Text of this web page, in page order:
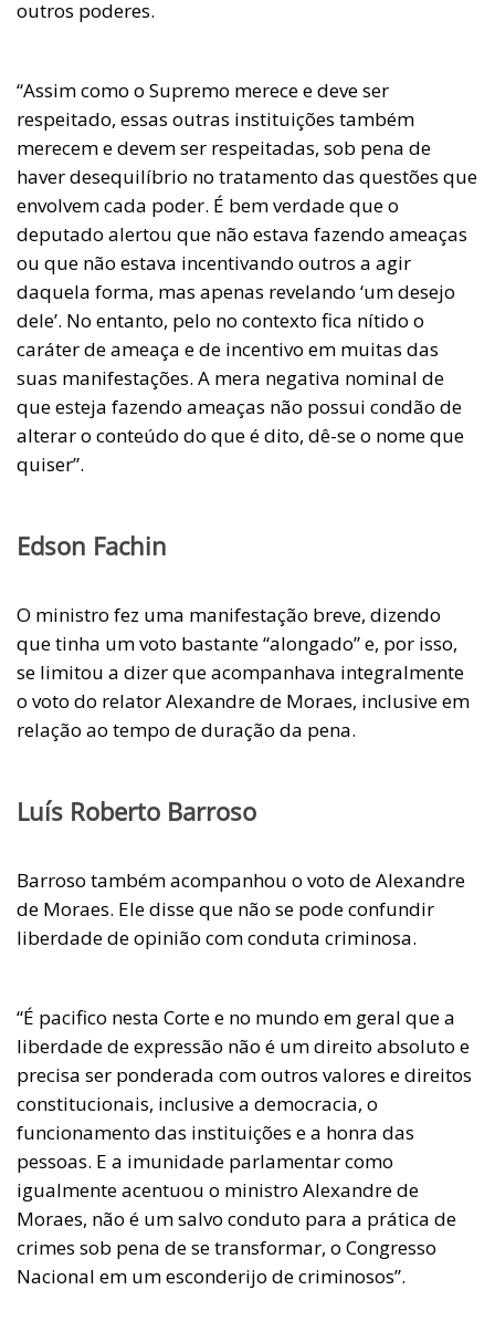
outros poderes.
“Assim como o Supremo merece e deve ser
respeitado, essas outras instituições também
merecem e devem ser respeitadas, sob pena de
haver desequilíbrio no tratamento das questões que
envolvem cada poder. É bem verdade que o
deputado alertou que não estava fazendo ameaças
ou que não estava incentivando outros a agir
daquela forma, mas apenas revelando ‘um desejo
dele’. No entanto, pelo no contexto fica nítido o
caráter de ameaça e de incentivo em muitas das
suas manifestações. A mera negativa nominal de
que esteja fazendo ameaças não possui condão de
alterar o conteúdo do que é dito, dê-se o nome que
quiser”.
Edson Fachin
O ministro fez uma manifestação breve, dizendo
que tinha um voto bastante “alongado” e, por isso,
se limitou a dizer que acompanhava integralmente
o voto do relator Alexandre de Moraes, inclusive em
relação ao tempo de duração da pena.
Luís Roberto Barroso
Barroso também acompanhou o voto de Alexandre
de Moraes. Ele disse que não se pode confundir
liberdade de opinião com conduta criminosa.
“É pacifico nesta Corte e no mundo em geral que a
liberdade de expressão não é um direito absoluto e
precisa ser ponderada com outros valores e direitos
constitucionais, inclusive a democracia, o
funcionamento das instituições e a honra das
pessoas. E a imunidade parlamentar como
igualmente acentuou o ministro Alexandre de
Moraes, não é um salvo conduto para a prática de
crimes sob pena de se transformar, o Congresso
Nacional em um esconderijo de criminosos”.